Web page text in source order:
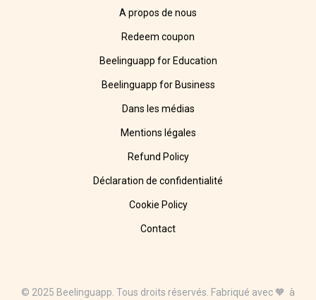
A propos de nous
Redeem coupon
Beelinguapp for Education
Beelinguapp for Business
Dans les médias
Mentions légales
Refund Policy
Déclaration de confidentialité
Cookie Policy
Contact
© 2025 Beelinguapp. Tous droits réservés. Fabriqué avec 🧡 à